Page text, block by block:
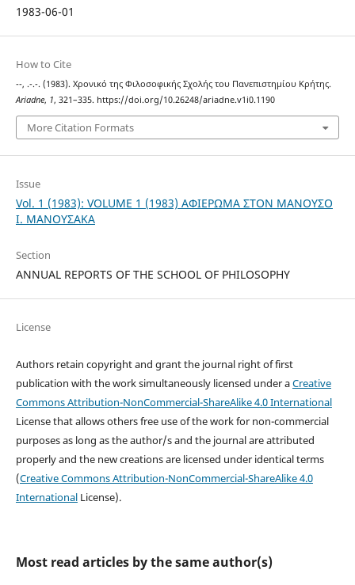
1983-06-01
How to Cite
--, .-.-. (1983). Χρονικό της Φιλοσοφικής Σχολής του Πανεπιστημίου Κρήτης.
Ariadne, 1, 321–335. https://doi.org/10.26248/ariadne.v1i0.1190
More Citation Formats
Issue
Vol. 1 (1983): VOLUME 1 (1983) ΑΦΙΕΡΩΜΑ ΣΤΟΝ ΜΑΝΟΥΣΟ
Ι. ΜΑΝΟΥΣΑΚΑ
Section
ANNUAL REPORTS OF THE SCHOOL OF PHILOSOPHY
License
Authors retain copyright and grant the journal right of first
publication with the work simultaneously licensed under aCreative
Commons Attribution-NonCommercial-ShareAlike 4.0 International
License that allows others free use of the work for non-commercial
purposes as long as the author/s and the journal are attributed
properly and the new creations are licensed under identical terms
(Creative Commons Attribution-NonCommercial-ShareAlike 4.0
InternationalLicense).
Most read articles by the same author(s)